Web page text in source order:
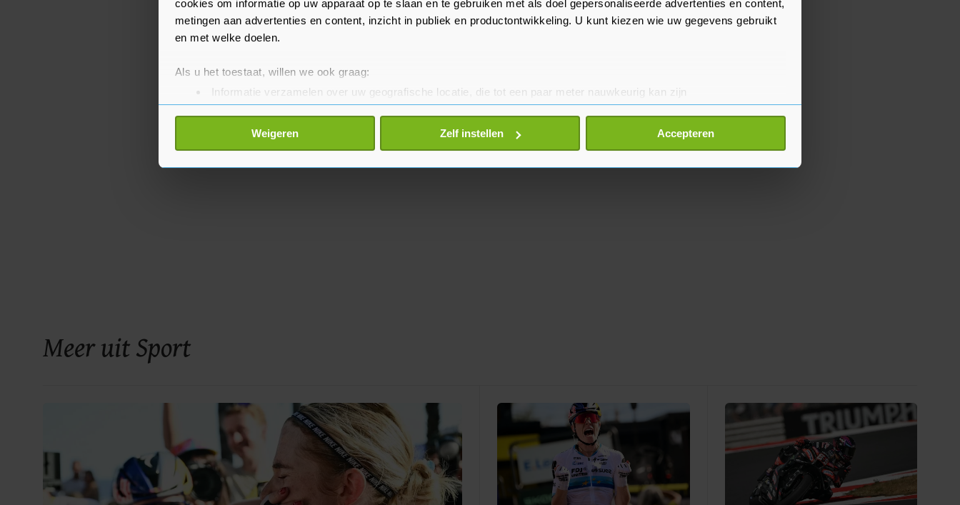
cookies om informatie op uw apparaat op te slaan en te gebruiken met als doel gepersonaliseerde advertenties en content,
metingen aan advertenties en content, inzicht in publiek en productontwikkeling. U kunt kiezen wie uw gegevens gebruikt
en met welke doelen.
Als u het toestaat, willen we ook graag:
Informatie verzamelen over uw geografische locatie, die tot een paar meter nauwkeurig kan zijn
Uw apparaat identificeren door het actief te scannen op specifieke eigenschappen (fingerprinting)
Lees meer over hoe uw persoonlijke gegevens worden verwerkt en stel uw voorkeuren in het
detailgedeelte
toestemming op elk moment wijzigen of intrekken in de Cookieverklaring.
Weigeren Zelf instellen Accepteren
Meer uit Sport